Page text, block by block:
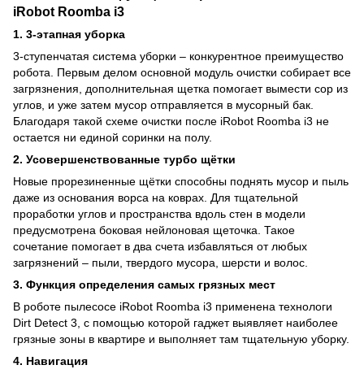
iRobot Roomba i3
1. 3-этапная уборка
3-ступенчатая система уборки – конкурентное преимущество
робота. Первым делом основной модуль очистки собирает все
загрязнения, дополнительная щетка помогает вымести сор из
углов, и уже затем мусор отправляется в мусорный бак.
Благодаря такой схеме очистки после iRobot Roomba i3 не
остается ни единой соринки на полу.
2. Усовершенствованные турбо щётки
Новые прорезиненные щётки способны поднять мусор и пыль
даже из основания ворса на коврах. Для тщательной
проработки углов и пространства вдоль стен в модели
предусмотрена боковая нейлоновая щеточка. Такое
сочетание помогает в два счета избавляться от любых
загрязнений – пыли, твердого мусора, шерсти и волос.
3. Функция определения самых грязных мест
В роботе пылесосе iRobot Roomba i3 применена технологи
Dirt Detect 3, с помощью которой гаджет выявляет наиболее
грязные зоны в квартире и выполняет там тщательную уборку.
4. Навигация